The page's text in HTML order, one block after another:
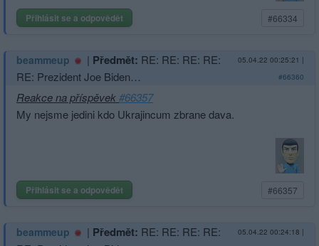
Přihlásit se a odpovědět #66334
beammeup | Předmět: RE: RE: RE: RE:
RE: Prezident Joe Biden…
05.04.22 00:25:21 |
#66360
Reakce na příspěvek#66357
My nejsme jedini kdo Ukrajincum zbrane dava.
Přihlásit se a odpovědět #66357
beammeup | Předmět: RE: RE: RE: RE:
05.04.22 00:24:18 |